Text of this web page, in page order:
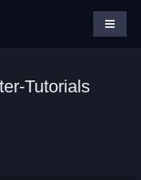
Tutorials